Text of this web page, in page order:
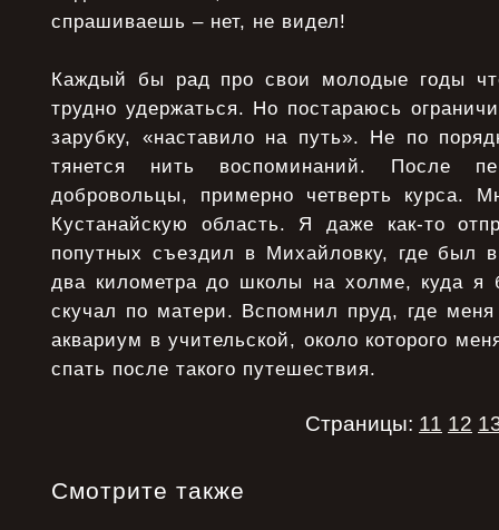
спрашиваешь – нет, не видел!
Каждый бы рад про свои молодые годы
трудно удержаться. Но постараюсь
зарубку, «наставило на путь». Не по
тянется нить воспоминаний. После
добровольцы, примерно четверть курса.
Кустанайскую область. Я даже как-то
попутных съездил в Михайловку, где был
два километра до школы на холме, куда я
скучал по матери. Вспомнил пруд, где
аквариум в учительской, около которого
спать после такого путешествия.
Страницы: 11 12
Смотрите также